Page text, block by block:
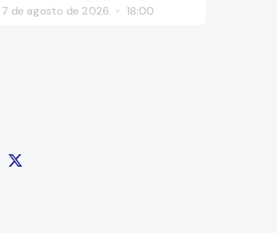
7 de agosto de 2026 18:00